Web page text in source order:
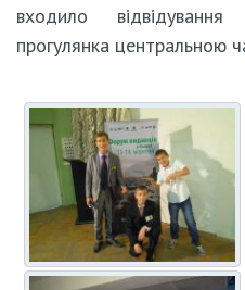
входило
прогулянка центральною